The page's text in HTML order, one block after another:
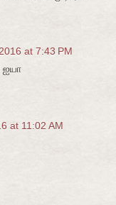
at 7:43 PM
ஐயா
at 11:02 AM